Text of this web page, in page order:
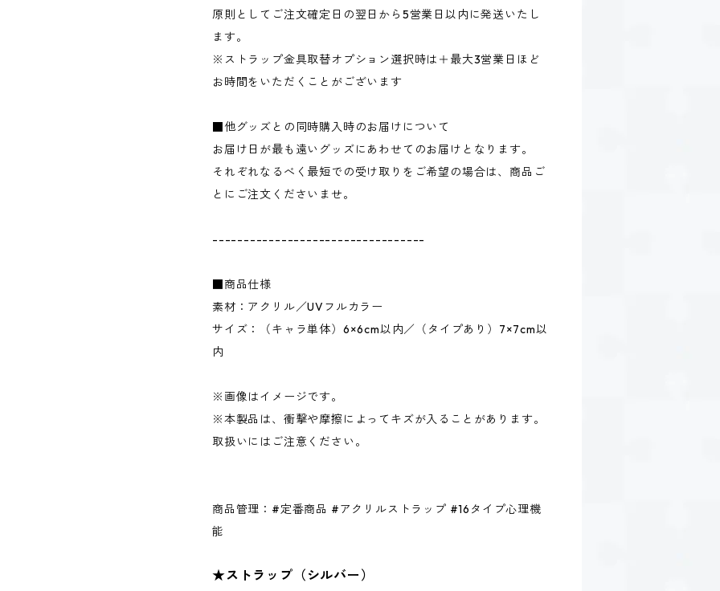
原則としてご注文確定日の翌日から5営業日以内に発送いたし
ます。
※ストラップ金具取替オプション選択時は＋最大3営業日ほど
お時間をいただくことがございます
■他グッズとの同時購入時のお届けについて
お届け日が最も遠いグッズにあわせてのお届けとなります。
それぞれなるべく最短での受け取りをご希望の場合は、商品ご
とにご注文くださいませ。
----------------------------------
■商品仕様
素材：アクリル／UVフルカラー
サイズ：（キャラ単体）6×6cm以内／（タイプあり）7×7cm以
内
※画像はイメージです。
※本製品は、衝撃や摩擦によってキズが入ることがあります。
取扱いにはご注意ください。
商品管理：#定番商品 #アクリルストラップ #16タイプ心理機
能
★ストラップ（シルバー）